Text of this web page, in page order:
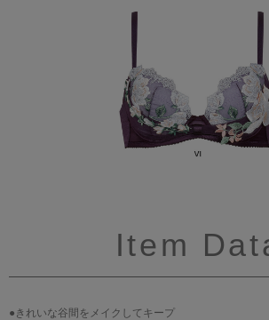
Item
●きれいな谷間をメイクしてキープ